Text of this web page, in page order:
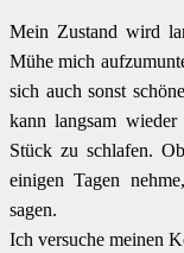
Mein Zustand wird
Mühe mich
sich auch sonst
kann langsam
Stück zu schlafen.
einigen Tagen
sagen.
Ich versuche meinen